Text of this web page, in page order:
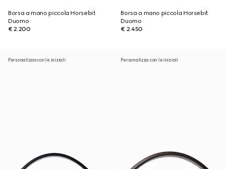
Borsa a mano piccola Horsebit
Duomo
€ 2.200
Borsa a mano piccola Horsebit
Duomo
€ 2.450
Personalizza con le iniziali Personalizza con le iniziali